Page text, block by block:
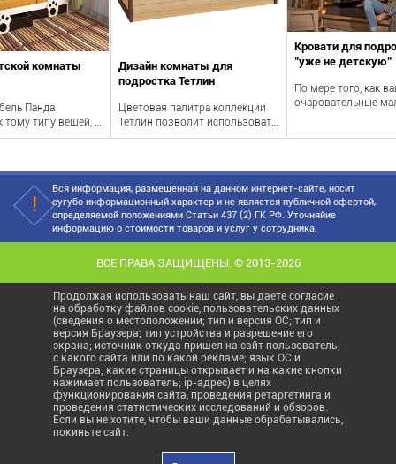
комнаты
Панда
тому типу вещей, о
вспоминают с
Дизайн комнаты для
подростка Тетлин
Цветовая палитра коллекции
Тетлин позволит использовать
эту мебель как в комнате
Кровати для
"уже не детскую"
По мере того, как
очаровательные
Вся информация, размещенная на данном интернет-сайте, носит
сугубо информационный характер и не является публичной офертой,
определяемой положениями Статьи 437 (2) ГК РФ. Уточняйие
информацию о стоимости товаров и услуг у сотрудника.
ВСЕ ПРАВА ЗАЩИЩЕНЫ. © 2013-2026
Продолжая использовать наш сайт, вы даете согласие
на обработку файлов cookie, пользовательских данных
(сведения о местоположении; тип и версия ОС; тип и
версия Браузера; тип устройства и разрешение его
экрана; источник откуда пришел на сайт пользователь;
с какого сайта или по какой рекламе; язык ОС и
Браузера; какие страницы открывает и на какие кнопки
нажимает пользователь; ip-адрес) в целях
функционирования сайта, проведения ретаргетинга и
проведения статистических исследований и обзоров.
Если вы не хотите, чтобы ваши данные обрабатывались,
покиньте сайт.